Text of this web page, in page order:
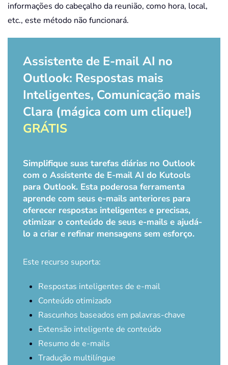
informações do cabeçalho da reunião, como hora, local,
etc., este método não funcionará.
Assistente de E-mail AI no
Outlook: Respostas mais
Inteligentes, Comunicação mais
Clara (mágica com um clique!)
GRÁTIS
Simplifique suas tarefas diárias no Outlook
com o Assistente de E-mail AI do Kutools
para Outlook. Esta poderosa ferramenta
aprende com seus e-mails anteriores para
oferecer respostas inteligentes e precisas,
otimizar o conteúdo de seus e-mails e ajudá-
lo a criar e refinar mensagens sem esforço.
Este recurso suporta:
Respostas inteligentes de e-mail
Conteúdo otimizado
Rascunhos baseados em palavras-chave
Extensão inteligente de conteúdo
Resumo de e-mails
Tradução multilíngue